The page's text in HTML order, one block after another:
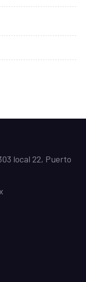
local 22, Puerto